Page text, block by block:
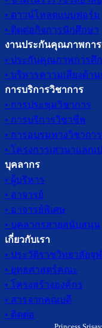
• ดาวน์โหลดแบบฟอร์ม
• ติดต่อกิจการนักศึกษา
งานประกันคุณภาพกา
• ประกันคุณภาพการศึ
• บริหารความเสี่ยงด้า
การบริการวิชาการ
• การประชุมวิชาการ
• การบริการวิชาชีพ
• การอบรมทางวิชาก
• โครงการเสวนาแลกเ
บุคลากร
• ผู้บริหาร
• อาจารย์
• อาจารย์พิเศษ
• บุคลากรสายสนับสนุน
เกี่ยวกับเรา
• ประวัติราชวิทยาลัยจุ
• ยุทธศาสตร์คณะ
• โครงสร้างองค์กร
• สารจากคณบดี
• ติดต่อ